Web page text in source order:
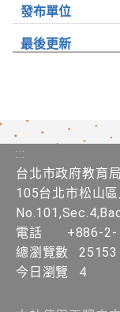
:::
台北市政府教育
105台北市松山
電話
+886-2-
總瀏覽數
25153
今日瀏覽
4